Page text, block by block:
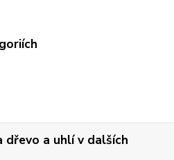
a uhlí v dalších